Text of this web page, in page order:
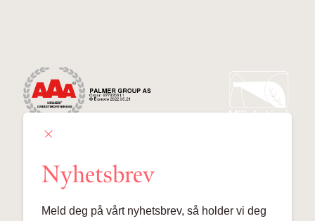
Lille Grensen 7, 0159 Oslo
Nyhetsbrev
Meld deg på vårt nyhetsbrev, så holder vi deg